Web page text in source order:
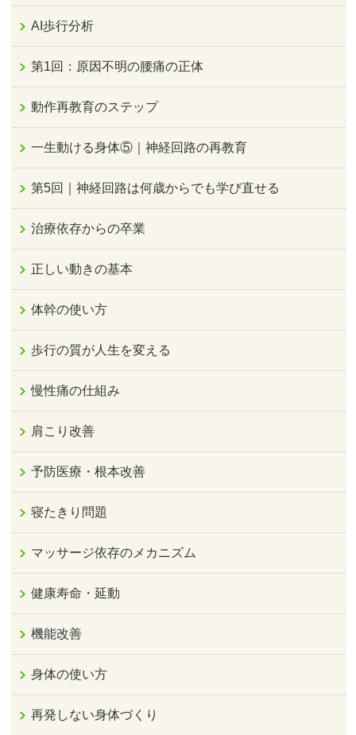
AI歩行分析
第1回：原因不明の腰痛の正体
動作再教育のステップ
一生動ける身体⑤｜神経回路の再教育
第5回｜神経回路は何歳からでも学び直せる
治療依存からの卒業
正しい動きの基本
体幹の使い方
歩行の質が人生を変える
慢性痛の仕組み
肩こり改善
予防医療・根本改善
寝たきり問題
マッサージ依存のメカニズム
健康寿命・延動
機能改善
身体の使い方
再発しない身体づくり